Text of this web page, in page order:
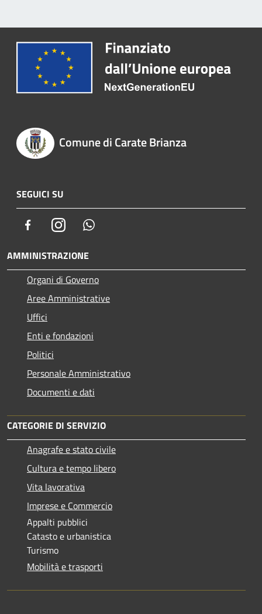
Comune di Carate Brianza
SEGUICI SU
FacebookInstagram
AMMINISTRAZIONE
Organi di Governo
Aree Amministrative
Uffici
Enti e fondazioni
Politici
Personale Amministrativo
Documenti e dati
CATEGORIE DI SERVIZIO
Anagrafe e stato civile
Cultura e tempo libero
Vita lavorativa
Imprese e Commercio
Appalti pubblici
Catasto e urbanistica
Turismo
Mobilità e trasporti